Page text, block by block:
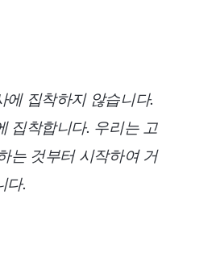
에 집착하지 않습니다.
집착합니다. 우리는 고
는 것부터 시작하여 거
다.